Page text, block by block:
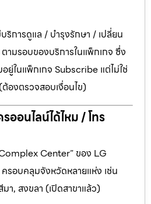
ริการดูแล / บำรุงรักษา / เปลี่ยน
ตามรอบของบริการในแพ็กเกจ ซึ่ง
ยู่ในแพ็กเกจ Subscribe แต่ไม่ใช่
องตรวจสอบเงื่อนไข)
ออนไลน์ได้ไหม / โทร
Center” ของ LG
รอบคลุมจังหวัดหลายแห่ง เช่น
มา, สงขลา (เปิดสาขาแล้ว)